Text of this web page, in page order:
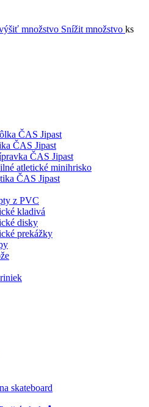
množstvo Snížit množstvo ks
ČAS Jipast
ČAS Jipast
ČAS Jipast
atletické minihrisko
ČAS Jipast
z PVC
kladivá
disky
prekážky
skateboard